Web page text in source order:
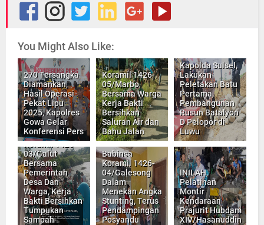
You Might Also Like:
270 Tersangka
Diamankan,
Hasil Operasi
Pekat Lipu
2025, Kapolres
Gowa Gelar
Konferensi Pers
Koramil 1426-
05/Marbo
Bersama Warga
Kerja Bakti
Bersihkan
Saluran Air dan
Bahu Jalan
Kapolda Sulsel,
Lakukan
Peletakan Batu
Pertama,
Pembangunan
Rusun Batalyon
D Pelopor di
Luwu
Babinsa
03/Galut
Bersama
Pemerintah
Desa Dan
Warga, Kerja
Bakti Bersihkan
Tumpukan
Sampah
Babinsa
Koramil 1426-
04/Galesong
Dalam
Menekan Angka
Stunting, Terus
Pendampingan
Posyandu
INILAH,
Pelatihan
Montir
Kendaraan
Prajurit Hubdam
XIV/Hasanuddin